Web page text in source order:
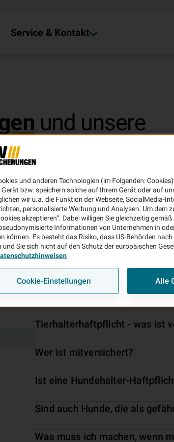
Service & Kontakt
und unsere
Sie möchten wissen,
Sie benötigen Infos zu Ihrem
PHV
Wozu brauche ich eine
Tierhalterhaftpflicht - was ist
Wer ist mitversichert?
Ist eine Hundehalter-
Sind auch Hunde, die als
Was muss ich machen, wenn
und anderen Technologien (im Folgenden:
Gerät bzw. speichern solche auf Ihrem Gerät oder auf
wir u.a. die Funktion der Webseite, SocialMedia-
personalisierte Werbung und Analysen. Um dem
akzeptieren“. Dabei willigen Sie gleichzeitig
Informationen von Unternehmen in
können. Es besteht das Risiko, dass US-Behörden
und Sie sich nicht auf den Schutz der europäischen
Cookie-Einstellungen Alle